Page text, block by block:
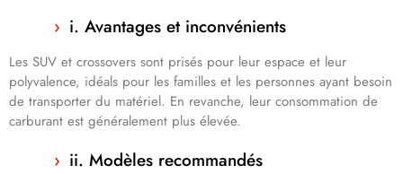
i. Avantages et inconvénients
Les SUV et crossovers sont prisés pour leur espace et leur
polyvalence, idéals pour les familles et les personnes ayant besoin
de transporter du matériel. En revanche, leur consommation de
carburant est généralement plus élevée.
ii. Modèles recommandés